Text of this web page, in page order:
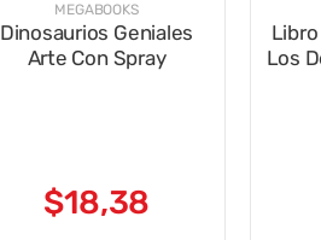
MEGABOOKS
Dinosaurios Geniales
Arte Con Spray
$18,38
Los